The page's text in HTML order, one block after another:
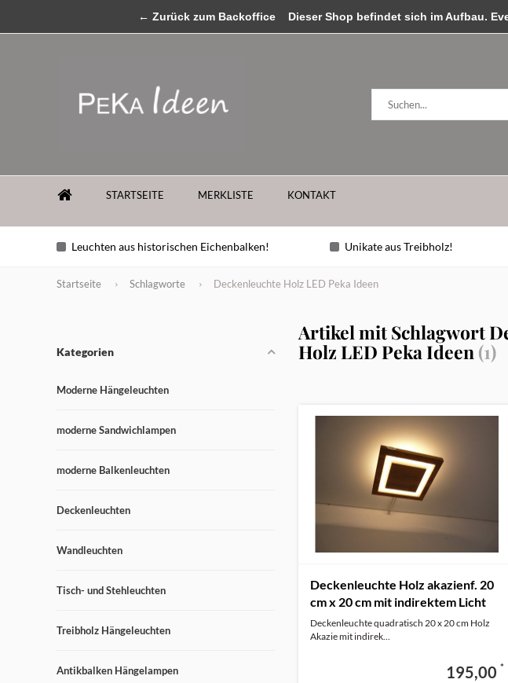
...sollten Sie Fragen zu unseren Produkten haben, wir sind für Sie da!
STARTSEITE MERKLISTE KONTAKT
Leuchten aus historischen Eichenbalken! Unikate aus Treibholz!
Startseite Schlagworte Deckenleuchte Holz LED Peka Ideen
Kategorien
Moderne Hängeleuchten
moderne Sandwichlampen
moderne Balkenleuchten
Deckenleuchten
Wandleuchten
Tisch- und Stehleuchten
Treibholz Hängeleuchten
Antikbalken Hängelampen
Artikel mit Schlagwort
Holz LED Peka Ideen (1)
Deckenleuchte Holz akazienf. 20
cm x 20 cm mit indirektem Licht
Deckenleuchte quadratisch 20 x 20 cm Holz
Akazie mit indirek...
195,00 *
← Zurück zum BackofficeDieser Shop befindet sich im Aufbau.